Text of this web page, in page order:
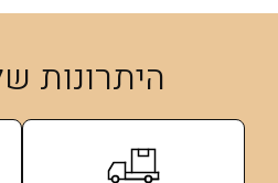
היתרונות